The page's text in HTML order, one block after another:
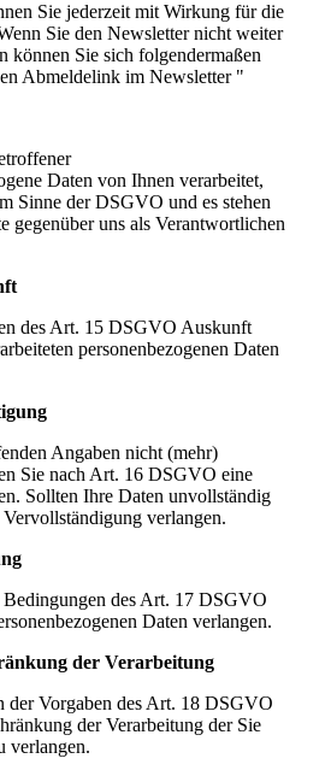
Sie jederzeit mit Wirkung für die
Sie den Newsletter nicht weiter
können Sie sich folgendermaßen
Abmeldelink im Newsletter "
Daten von Ihnen verarbeitet,
Sinne der DSGVO und es stehen
gegenüber uns als Verantwortlichen
des Art. 15 DSGVO Auskunft
personenbezogenen Daten
Angaben nicht (mehr)
Sie nach Art. 16 DSGVO eine
Sollten Ihre Daten unvollständig
verlangen.
Bedingungen des Art. 17 DSGVO
Daten verlangen.
der Verarbeitung
der Vorgaben des Art. 18 DSGVO
der Verarbeitung der Sie
verlangen.